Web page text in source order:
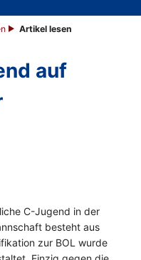
Artikel lesen
auf
C-Jugend in der
besteht aus
zur BOL wurde